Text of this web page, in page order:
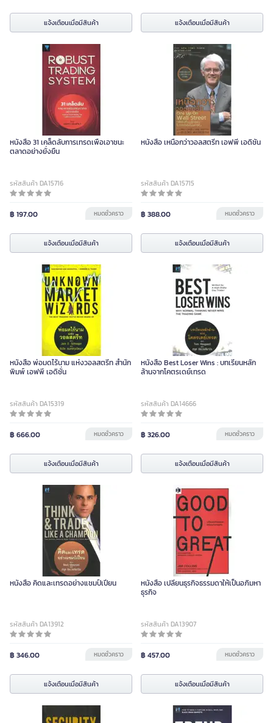
แจ้งเตือนเมื่อมีสินค้า แจ้งเตือนเมื่อมีสินค้า
หนังสือ 31 เคล็ดลับการเทรดเพื่อเอาชนะ
ตลาดอย่างยั่งยืน
รหัสสินค้า DA15716
฿ 197.00 หมดชั่วคราว
แจ้งเตือนเมื่อมีสินค้า
หนังสือ เหนือกว่าวอลสตรีท เอฟพี เอดิชั่น
รหัสสินค้า DA15715
฿ 388.00 หมดชั่วคราว
แจ้งเตือนเมื่อมีสินค้า
หนังสือ พ่อมดไร้นาม แห่งวอลสตรีท สำนัก
พิมพ์ เอฟพี เอดิชั่น
รหัสสินค้า DA15319
฿ 666.00 หมดชั่วคราว
แจ้งเตือนเมื่อมีสินค้า
หนังสือ Best Loser Wins : บทเรียนหลัก
ล้านจากโคตรเดย์เทรด
รหัสสินค้า DA14666
฿ 326.00 หมดชั่วคราว
แจ้งเตือนเมื่อมีสินค้า
หนังสือ คิดและเทรดอย่างแชมป์เปี้ยน
รหัสสินค้า DA13912
฿ 346.00 หมดชั่วคราว
แจ้งเตือนเมื่อมีสินค้า
หนังสือ เปลี่ยนธุรกิจธรรมดาให้เป็นอภิมหา
ธุรกิจ
รหัสสินค้า DA13907
฿ 457.00 หมดชั่วคราว
แจ้งเตือนเมื่อมีสินค้า